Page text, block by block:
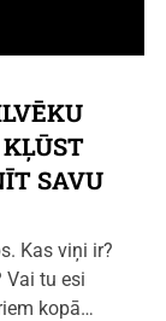
SAVU
Kas viņi ir?
Vai tu esi
kopā…